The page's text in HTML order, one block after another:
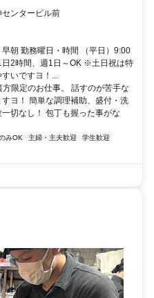
ンタービル前
朝 勤務曜日・時間 （平日）9:00
2時間、週1日～OK ※土日祝は特
いですヨ！...
限定のお仕事。 話すのが苦手な
ヨ！ 簡単な調理補助、盛付・洗
切なし！ 包丁も握った事がな
みOK 主婦・主夫歓迎
学生歓迎